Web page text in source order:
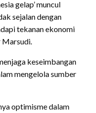
gelap’ muncul
sejalan dengan
tekanan ekonomi
Marsudi.
keseimbangan
mengelola sumber
optimisme dalam